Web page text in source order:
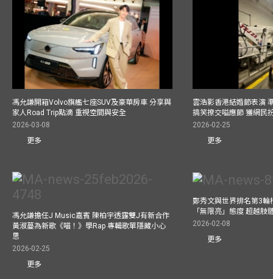
馮允謙開箱Volvo旗艦七座SUV及豪華房車 分享與
家人Road Trip點滴 重視空間與安全
2026-03-08
更多
雲浩影香港結婚節表演
搞笑撩交嗌應節 獲網民
2026-02-25
更多
馮允謙擔任J Music嘉賓 陳柏宇透露雙J有新合作
黃淑蔓為新歌《喵！》學Rap 專輯歌單隱藏小心
思
2026-02-25
更多
鄭秀文與世界排名第3輪
「無限亮」態度 超越肢
2026-02-08
更多